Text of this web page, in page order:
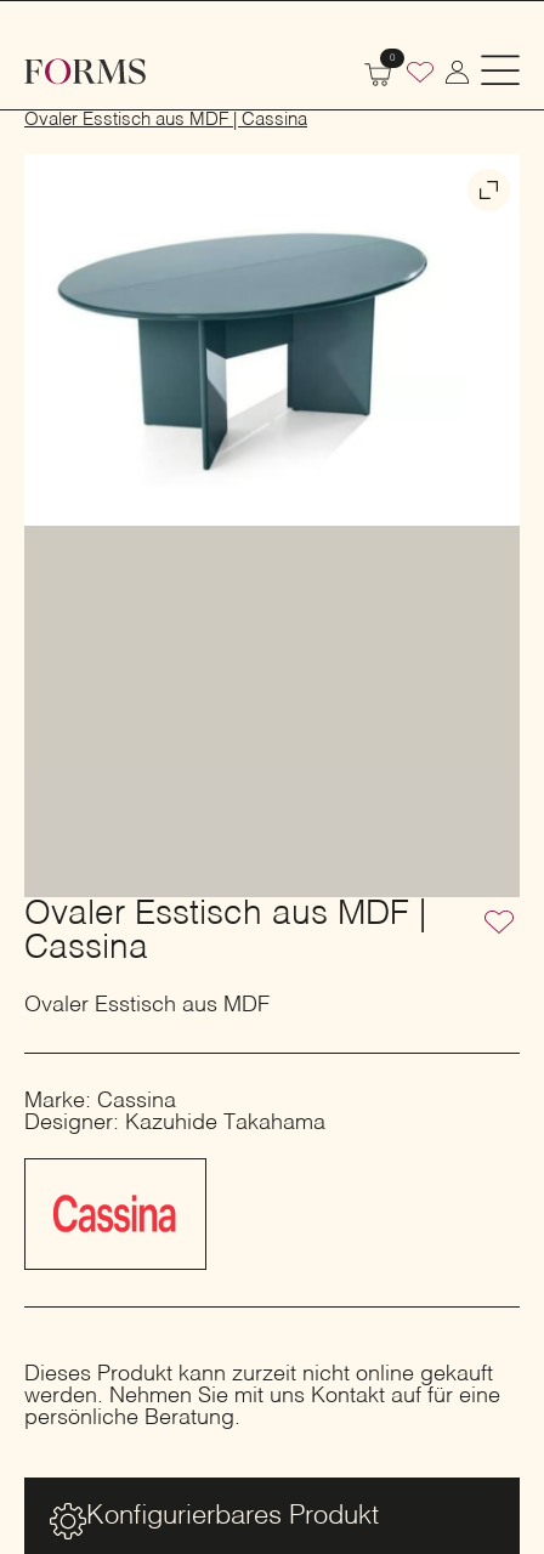
0
Ovaler Esstisch aus MDF | Cassina
Ovaler Esstisch aus MDF |
Cassina
Ovaler Esstisch aus MDF
Marke: Cassina
Designer: Kazuhide Takahama
Dieses Produkt kann zurzeit nicht online gekauft
werden. Nehmen Sie mit uns Kontakt auf für eine
persönliche Beratung.
Konfigurierbares Produkt